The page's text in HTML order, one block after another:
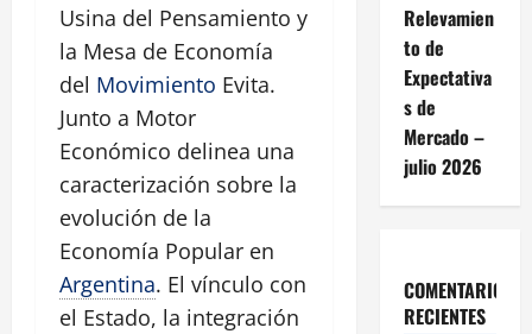
Usina del Pensamiento y
la Mesa de Economía
del Movimiento Evita.
Junto a Motor
Económico delinea una
caracterización sobre la
evolución de la
Economía Popular en
Argentina. El vínculo con
el Estado, la integración
Relevamien
to de
Expectativa
s de
Mercado –
julio 2026
COMENTARIOS
RECIENTES